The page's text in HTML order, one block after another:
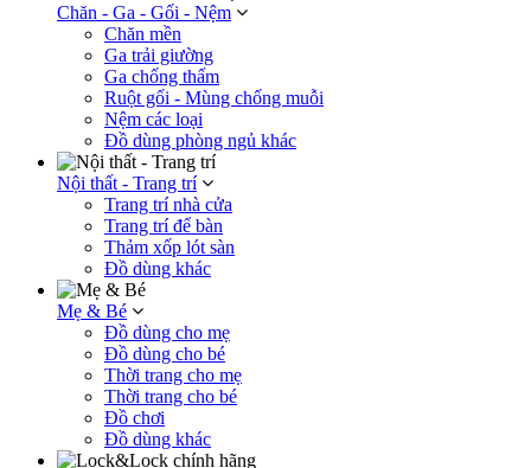
Chăn - Ga - Gối - Nệm
Chăn mền
Ga trải giường
Ga chống thấm
Ruột gối - Mùng chống muỗi
Nệm các loại
Đồ dùng phòng ngủ khác
Nội thất - Trang trí
Trang trí nhà cửa
Trang trí để bàn
Thảm xốp lót sàn
Đồ dùng khác
Mẹ & Bé
Đồ dùng cho mẹ
Đồ dùng cho bé
Thời trang cho mẹ
Thời trang cho bé
Đồ chơi
Đồ dùng khác